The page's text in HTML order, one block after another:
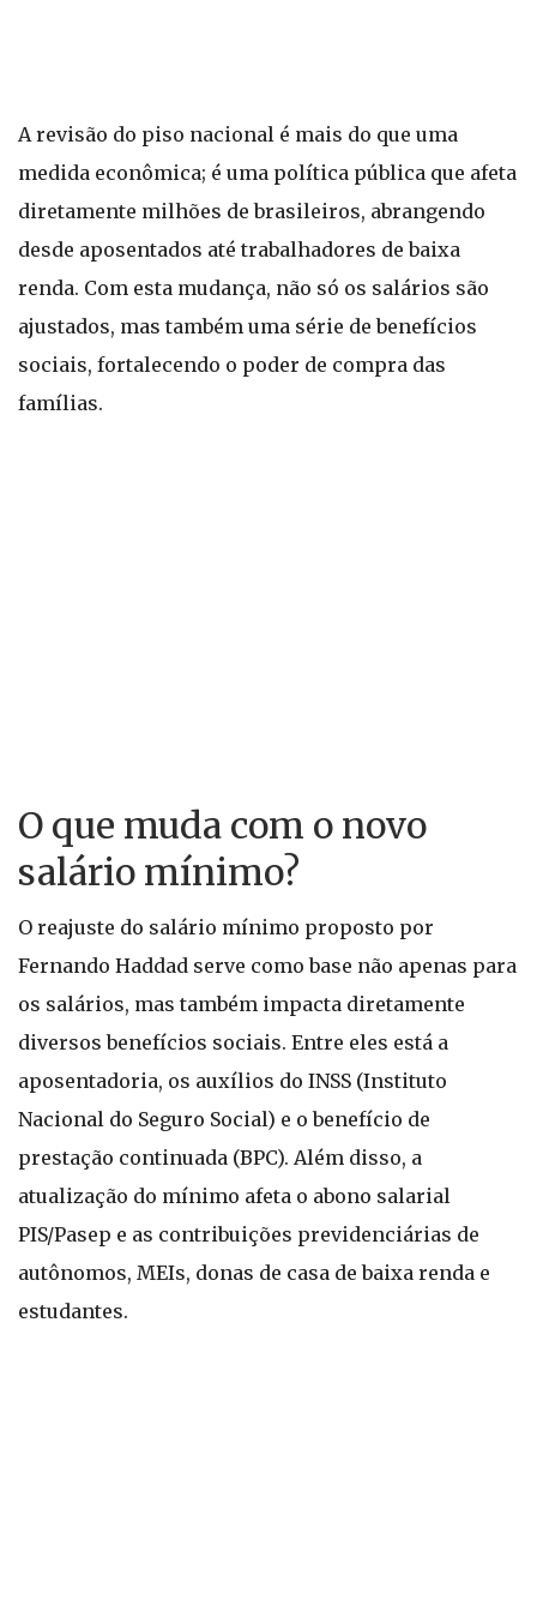
A revisão do piso nacional é mais do que uma
medida econômica; é uma política pública que afeta
diretamente milhões de brasileiros, abrangendo
desde aposentados até trabalhadores de baixa
renda. Com esta mudança, não só os salários são
ajustados, mas também uma série de benefícios
sociais, fortalecendo o poder de compra das
famílias.
O que muda com o novo
salário mínimo?
O reajuste do salário mínimo proposto por
Fernando Haddad serve como base não apenas para
os salários, mas também impacta diretamente
diversos benefícios sociais. Entre eles está a
aposentadoria, os auxílios do INSS (Instituto
Nacional do Seguro Social) e o benefício de
prestação continuada (BPC). Além disso, a
atualização do mínimo afeta o abono salarial
PIS/Pasep e as contribuições previdenciárias de
autônomos, MEIs, donas de casa de baixa renda e
estudantes.